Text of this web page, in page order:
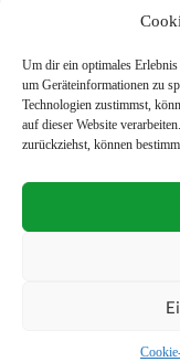
Um dir ein optimales
um Geräteinformationen zu
Technologien zustimmst,
auf dieser Website
zurückziehst, können